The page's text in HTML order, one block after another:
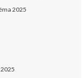
2025